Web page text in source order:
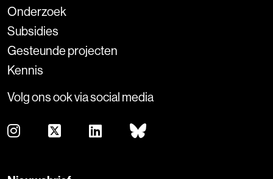
Onderzoek
Subsidies
Gesteunde projecten
Kennis
Volg ons ook via social media